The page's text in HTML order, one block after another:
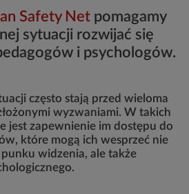
Safety Net pomagamy
sytuacji rozwijać się
i psychologów.
często stają przed wieloma
wyzwaniami. W takich
jest zapewnienie im dostępu do
które mogą ich wesprzeć nie
widzenia, ale także